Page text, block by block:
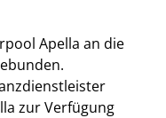
Apella an die
zur Verfügung